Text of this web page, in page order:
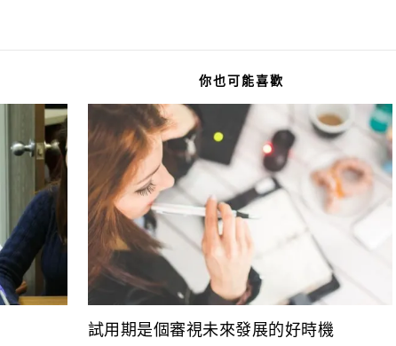
你也可能喜歡
試用期是個審視未來發展的好時機